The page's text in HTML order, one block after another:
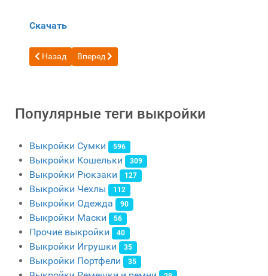
Скачать
Предыдущий: Комплект бесплатных выкроек на тему
Назад Следующий: Бесплатная выкройка кожаная
Вперед
Популярные теги выкройки
Выкройки Сумки 596
Выкройки Кошельки 309
Выкройки Рюкзаки 127
Выкройки Чехлы 112
Выкройки Одежда 90
Выкройки Маски 56
Прочие выкройки 40
Выкройки Игрушки 35
Выкройки Портфели 35